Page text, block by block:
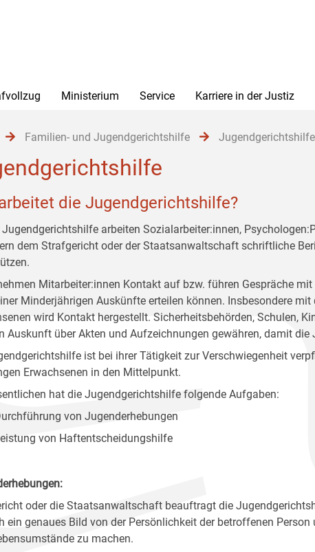
Ministerium Service Karriere in der Justiz
Familien- und Jugendgerichtshilfe Jugendgerichtshilfe
die Jugendgerichtshilfe?
Jugendgerichtshilfe arbeiten Sozialarbeiter:innen,
dem Strafgericht oder der Staatsanwaltschaft schriftliche
Mitarbeiter:innen Kontakt auf bzw. führen Gespräche
Minderjährigen Auskünfte erteilen können. Insbesondere
wird Kontakt hergestellt. Sicherheitsbehörden, Schulen,
Auskunft über Akten und Aufzeichnungen gewähren, damit
ist bei ihrer Tätigkeit zur Verschwiegenheit
Erwachsenen in den Mittelpunkt.
hat die Jugendgerichtshilfe folgende Aufgaben:
von Jugenderhebungen
von Haftentscheidungshilfe
oder die Staatsanwaltschaft beauftragt die
ein genaues Bild von der Persönlichkeit der betroffenen Person
zu machen.